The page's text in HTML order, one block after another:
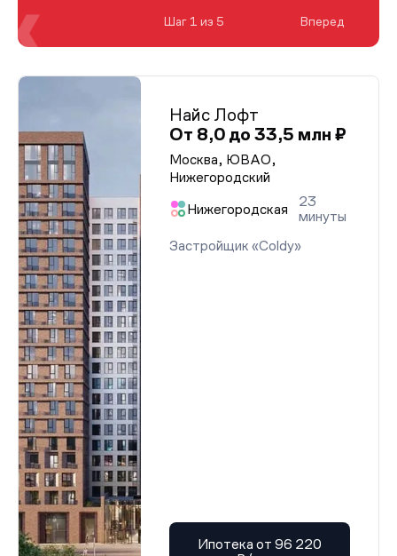
Найс Лофт
От 8,0 до 33,5 млн ₽
Москва, ЮВАО,
Нижегородский
Нижегородская
23
минуты
Застройщик «Coldy»
Ипотека от 96 220
Шаг 1 из 5 Вперед